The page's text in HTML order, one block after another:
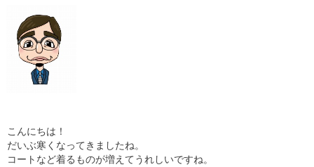
こんにちは！
だいぶ寒くなってきましたね。
コートなど着るものが増えてうれしいですね。